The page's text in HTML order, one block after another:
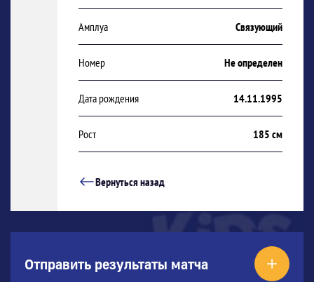
Амплуа Связующий
Номер Не определен
Дата рождения 14.11.1995
Рост 185 см
Вернуться назад
Отправить результаты матча